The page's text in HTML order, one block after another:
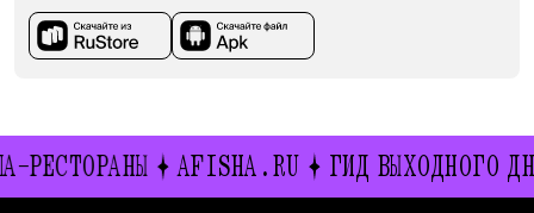
AFISHA.RU ГИД ВЫХОДНОГО ДНЯ